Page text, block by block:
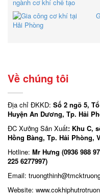
Về chúng tôi
Địa chỉ ĐKKD: Số 2 ngõ 5,
Huyện An Dương, Tp. Hải
ĐC Xưởng Sản Xuất: Khu C,
Hồng Bàng, Tp. Hải Phòng,
Hotline: Mr Hưng (0936 988
225 6277997)
Email: truongthinh
Website: